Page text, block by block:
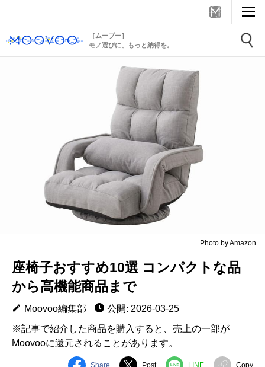
［ムーブー］
モノ選びに、もっと納得を。
Photo by Amazon
座椅子おすすめ10選 コンパクトな品
から高機能商品まで
Moovoo編集部
公開: 2026-03-25
※記事で紹介した商品を購入すると、売上の一部が
Moovooに還元されることがあります。
Share Post LINE Copy